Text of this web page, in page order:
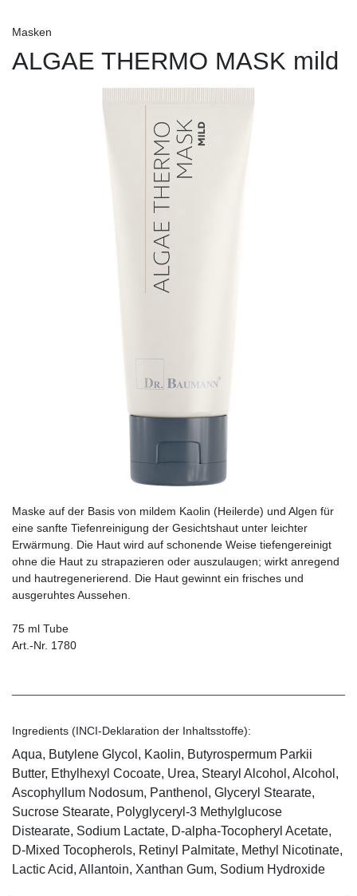
Masken
ALGAE THERMO MASK mild
Maske auf der Basis von mildem Kaolin (Heilerde) und Algen für
eine sanfte Tiefenreinigung der Gesichtshaut unter leichter
Erwärmung. Die Haut wird auf schonende Weise tiefengereinigt
ohne die Haut zu strapazieren oder auszulaugen; wirkt anregend
und hautregenerierend. Die Haut gewinnt ein frisches und
ausgeruhtes Aussehen.
75 ml Tube
Art.-Nr. 1780
Ingredients (INCI-Deklaration der Inhaltsstoffe):
Aqua, Butylene Glycol, Kaolin, Butyrospermum Parkii
Butter, Ethylhexyl Cocoate, Urea, Stearyl Alcohol, Alcohol,
Ascophyllum Nodosum, Panthenol, Glyceryl Stearate,
Sucrose Stearate, Polyglyceryl-3 Methylglucose
Distearate, Sodium Lactate, D-alpha-Tocopheryl Acetate,
D-Mixed Tocopherols, Retinyl Palmitate, Methyl Nicotinate,
Lactic Acid, Allantoin, Xanthan Gum, Sodium Hydroxide